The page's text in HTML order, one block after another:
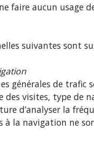
ne faire aucun usage
suivantes sont
générales de
des visites, type de
d’analyser la
à la navigation ne